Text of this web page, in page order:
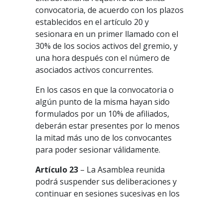
convocatoria, de acuerdo con los plazos
establecidos en el artículo 20 y
sesionara en un primer llamado con el
30% de los socios activos del gremio, y
una hora después con el número de
asociados activos concurrentes.
En los casos en que la convocatoria o
algún punto de la misma hayan sido
formulados por un 10% de afiliados,
deberán estar presentes por lo menos
la mitad más uno de los convocantes
para poder sesionar válidamente.
Artículo 23 – La Asamblea reunida
podrá suspender sus deliberaciones y
continuar en sesiones sucesivas en los